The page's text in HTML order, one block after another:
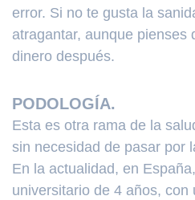
error. Si no te gusta la
atragantar, aunque pienses
dinero después.
PODOLOGÍA.
Esta es otra rama de la
sin necesidad de pasar por
En la actualidad, en
universitario de 4 años, con